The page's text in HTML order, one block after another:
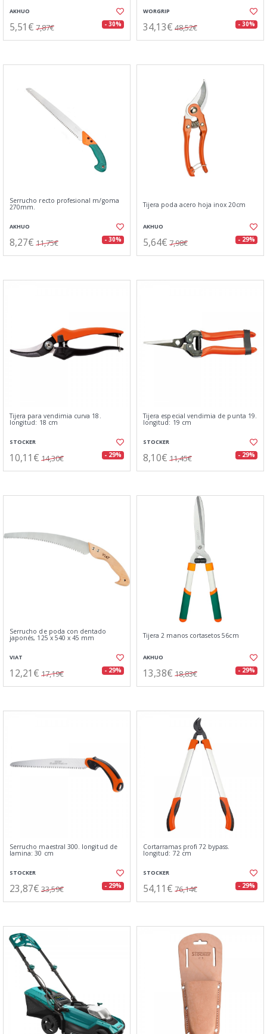
AKHUO
5,51€ 7,87€ - 30%
WORGRIP
34,13€ 48,52€ - 30%
Serrucho recto profesional m/goma
270mm.
AKHUO
8,27€ 11,75€ - 30%
Tijera poda acero hoja inox 20cm
AKHUO
5,64€ 7,98€ - 29%
Tijera para vendimia curva 18.
longitud: 18 cm
STOCKER
10,11€ 14,30€ - 29%
Tijera especial vendimia de punta 19.
longitud: 19 cm
STOCKER
8,10€ 11,45€ - 29%
Serrucho de poda con dentado
japonés, 125 x 540 x 45 mm
VIAT
12,21€ 17,19€ - 29%
Tijera 2 manos cortasetos 56cm
AKHUO
13,38€ 18,83€ - 29%
Serrucho maestral 300. longitud de
lamina: 30 cm
STOCKER
23,87€ 33,59€ - 29%
Cortarramas profi 72 bypass.
longitud: 72 cm
STOCKER
54,11€ 76,14€ - 29%